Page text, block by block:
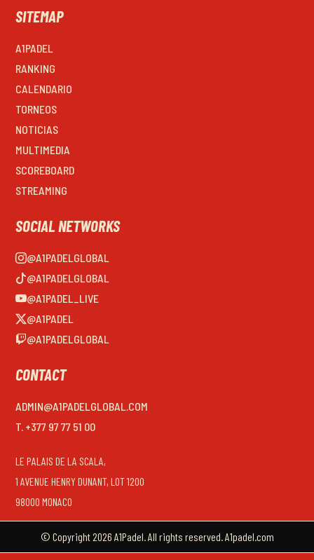
SITEMAP
A1PADEL
RANKING
CALENDARIO
TORNEOS
NOTICIAS
MULTIMEDIA
SCOREBOARD
STREAMING
SOCIAL NETWORKS
@A1PADELGLOBAL
@A1PADELGLOBAL
@A1PADEL_LIVE
@A1PADEL
@A1PADELGLOBAL
CONTACT
ADMIN@A1PADELGLOBAL.COM
T. +377 97 77 51 00
LE PALAIS DE LA SCALA,
1 AVENUE HENRY DUNANT, LOT 1200
98000 MONACO
© Copyright 2026 A1Padel. All rights reserved. A1padel.com